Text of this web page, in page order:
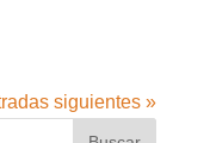
siguientes »